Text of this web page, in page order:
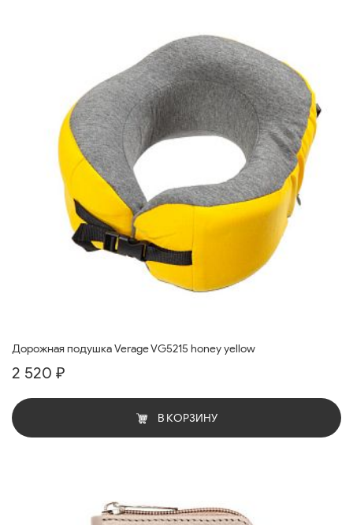
Дорожная подушка Verage VG5215 honey yellow
2 520 ₽
В КОРЗИНУ